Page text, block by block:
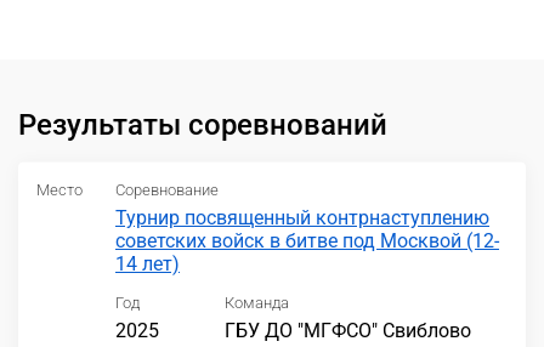
Результаты соревнований
Место Соревнование
Турнир посвященный контрнаступлению
советских войск в битве под Москвой (12-
14 лет)
Год
2025
Команда
ГБУ ДО "МГФСО" Свиблово